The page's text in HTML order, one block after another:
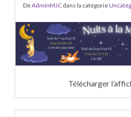
DeAdminMJC dans la catégorie
Télécharger